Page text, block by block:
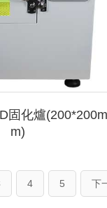
固化爐(200*200m
m)
4 5 下